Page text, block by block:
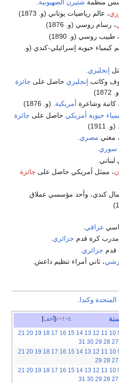
منظمة شتيرن الصهيونية
، عالم رياضيات يوناني (و. 1873)
، رسام روسي (و. 1876)
، طبيب روسي (و. 1890)
كيمياء حيوية إسرائيلي-كندي (و.
إنجليزي
وكاتب إنجليزي حاصل على جائزة
كاتبة وشاعرة أمريكية. (و. 1876)
حيوية أمريكي حاصل على جائزة
. (و. 1911)
، مغني مصري
سوري.
، ممثل أمريكي حاصل على جائزة
كندي، وأحد مؤسسي عملاق
عراقي
كرة قدم جزائري.
قدم جزائري
، ثاني أمراء تنظيم داعش.
المتحدة وكندا
أخف v t e
10
11
12
13
14
15
16
17
18
19
20
21
27
28
29
30
31
10
11
12
13
14
15
16
17
18
19
20
21
27
28
29
10
11
12
13
14
15
16
17
18
19
20
21
27
28
29
30
31